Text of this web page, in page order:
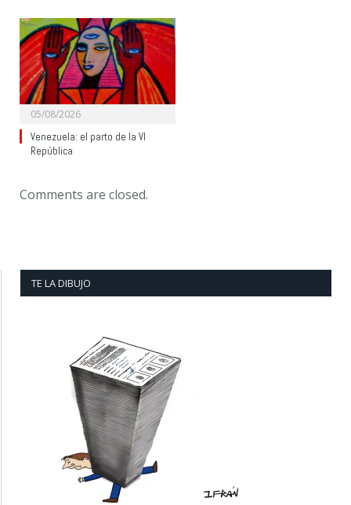
05/08/2026
Venezuela: el parto de la VI
República
Comments are closed.
TE LA DIBUJO